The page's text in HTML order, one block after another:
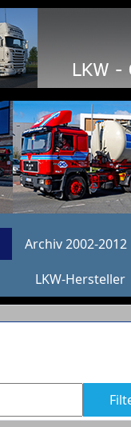
Archiv 2002-2012
LKW-Hersteller